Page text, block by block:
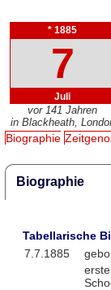
* 1885
7
Juli
vor 141 Jahren
in Blackheath,
Biographie
Biographie
Tabellarische
7.7.1885